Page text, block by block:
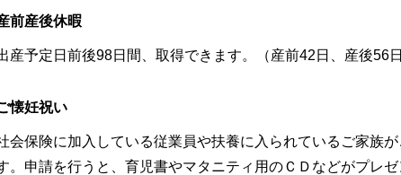
前産後休暇
産予定日前後98日間、取得できます。（産前42日、産後56日
懐妊祝い
会保険に加入している従業員や扶養に入られているご家族
。申請を行うと、育児書やマタニティ用のＣＤなどがプレゼ